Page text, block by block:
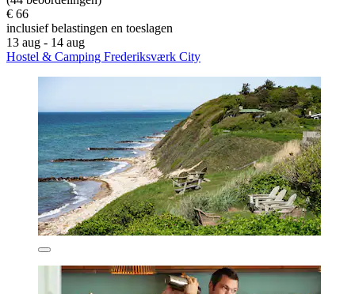
€ 66
inclusief belastingen en toeslagen
13 aug - 14 aug
Hostel & Camping Frederiksværk City